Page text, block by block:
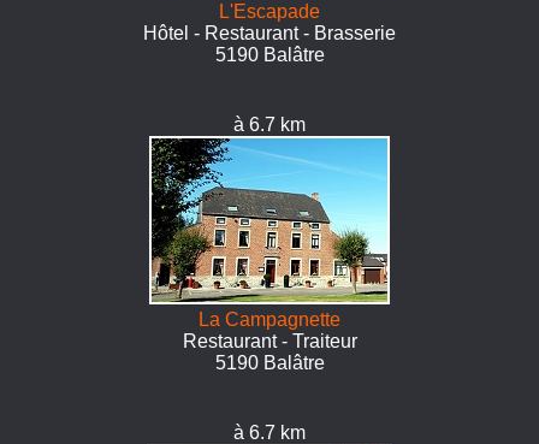
L'Escapade
Hôtel - Restaurant - Brasserie
5190 Balâtre
à 6.7 km
La Campagnette
Restaurant - Traiteur
5190 Balâtre
à 6.7 km